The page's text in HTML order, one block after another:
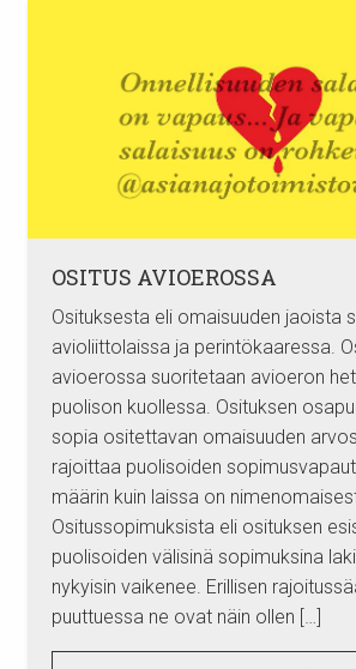
OSITUS AVIOEROSSA
Osituksesta eli omaisuuden jaoista
avioliittolaissa ja perintökaaressa.
avioerossa suoritetaan avioeron
puolison kuollessa. Osituksen
sopia ositettavan omaisuuden
rajoittaa puolisoiden
määrin kuin laissa on
Ositussopimuksista eli osituksen
puolisoiden välisinä sopimuksina
nykyisin vaikenee. Erillisen
puuttuessa ne ovat näin ollen […]